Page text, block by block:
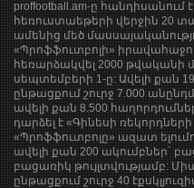
proffootball.am-ը
հեռուստաեթերի վերջին 20
ամենից մեծ
«Պրոֆֆուտբոլի»
հեռարձակվել 2000 թվականի
սեպտեմբերի 1-ը: Ավելի քան
ընթացքում շուրջ 7.000
ավելի քան 8.500
դարձել է «Գինեսի
«Պրոֆֆուտբոլը» ազատ
ավելի քան 200 ակումբներ`
բացառիկ թույլտվությամբ:
ընթացքում շուրջ 40